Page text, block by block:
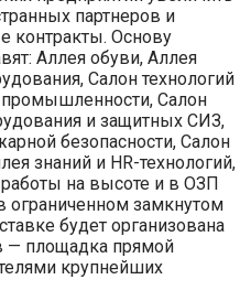
партнеров и
контракты. Основу
Аллея обуви, Аллея
Салон технологий
промышленности, Салон
и защитных СИЗ,
безопасности, Салон
знаний и HR-технологий,
на высоте и в ОЗП
ограниченном замкнутом
будет организована
— площадка прямой
крупнейших